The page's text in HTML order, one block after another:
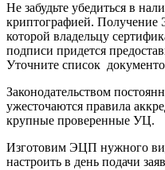
Не забудьте убедиться в
криптографией. Получение
которой владельцу
подписи придется
Уточните список
Законодательством
ужесточаются правила
крупные проверенные УЦ.
Изготовим ЭЦП нужного
настроить в день подачи